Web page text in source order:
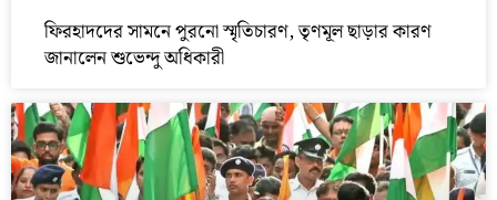
ফিরহাদদের সামনে পুরনো স্মৃতিচারণ, তৃণমূল ছাড়ার কারণ
জানালেন শুভেন্দু অধিকারী